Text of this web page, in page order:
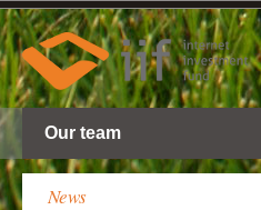
Our team
News